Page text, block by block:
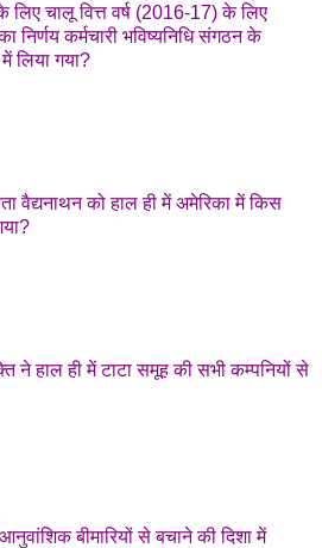
के लिए चालू वित्त वर्ष (2016-17) के लिए
निर्णय कर्मचारी भविष्यनिधि संगठन के
लिया गया?
वैद्यनाथन को हाल ही में अमेरिका में किस
ने हाल ही में टाटा समूह की सभी कम्पनियों से
बीमारियों से बचाने की दिशा में